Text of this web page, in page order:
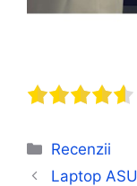
Categorii
Recenzii
Laptop